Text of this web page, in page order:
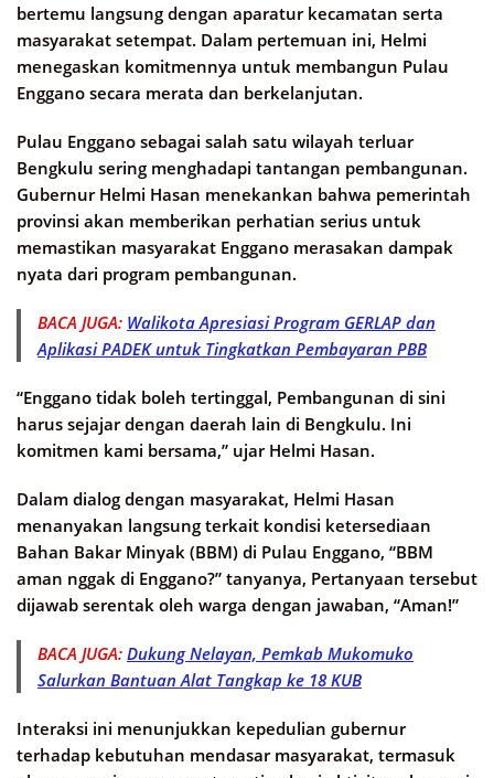
bertemu langsung dengan aparatur kecamatan serta
masyarakat setempat. Dalam pertemuan ini, Helmi
menegaskan komitmennya untuk membangun Pulau
Enggano secara merata dan berkelanjutan.
Pulau Enggano sebagai salah satu wilayah terluar
Bengkulu sering menghadapi tantangan pembangunan.
Gubernur Helmi Hasan menekankan bahwa pemerintah
provinsi akan memberikan perhatian serius untuk
memastikan masyarakat Enggano merasakan dampak
nyata dari program pembangunan.
BACA JUGA: Walikota Apresiasi Program GERLAP dan
Aplikasi PADEK untuk Tingkatkan Pembayaran PBB
“Enggano tidak boleh tertinggal, Pembangunan di sini
harus sejajar dengan daerah lain di Bengkulu. Ini
komitmen kami bersama,” ujar Helmi Hasan.
Dalam dialog dengan masyarakat, Helmi Hasan
menanyakan langsung terkait kondisi ketersediaan
Bahan Bakar Minyak (BBM) di Pulau Enggano, “BBM
aman nggak di Enggano?” tanyanya, Pertanyaan tersebut
dijawab serentak oleh warga dengan jawaban, “Aman!”
BACA JUGA: Dukung Nelayan, Pemkab Mukomuko
Salurkan Bantuan Alat Tangkap ke 18 KUB
Interaksi ini menunjukkan kepedulian gubernur
terhadap kebutuhan mendasar masyarakat, termasuk